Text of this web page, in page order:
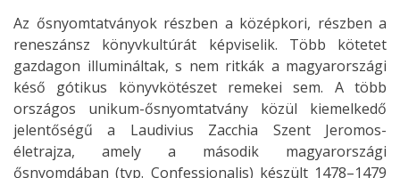
Az ősnyomtatványok részben a középkori, részben a
reneszánsz könyvkultúrát képviselik. Több kötetet
gazdagon illumináltak, s nem ritkák a magyarországi
késő gótikus könyvkötészet remekei sem. A több
országos unikum-ősnyomtatvány közül kiemelkedő
jelentőségű a Laudivius Zacchia Szent Jeromos-
életrajza, amely a második magyarországi
ősnyomdában (typ. Confessionalis) készült 1478–1479